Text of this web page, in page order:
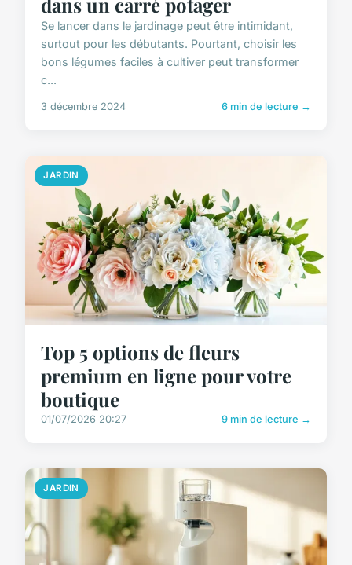
Se lancer dans le jardinage peut être intimidant,
surtout pour les débutants. Pourtant, choisir les
bons légumes faciles à cultiver peut transformer
c...
3 décembre 2024 6 min de lecture →
JARDIN
Top 5 options de fleurs
premium en ligne pour votre
boutique
01/07/2026 20:27 9 min de lecture →
JARDIN